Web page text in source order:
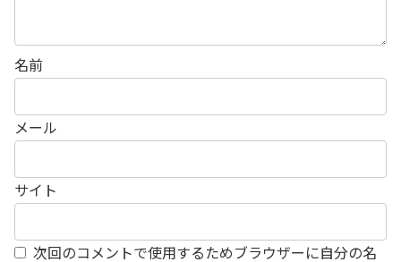
名前
メール
サイト
次回のコメントで使用するためブラウザーに自分の名